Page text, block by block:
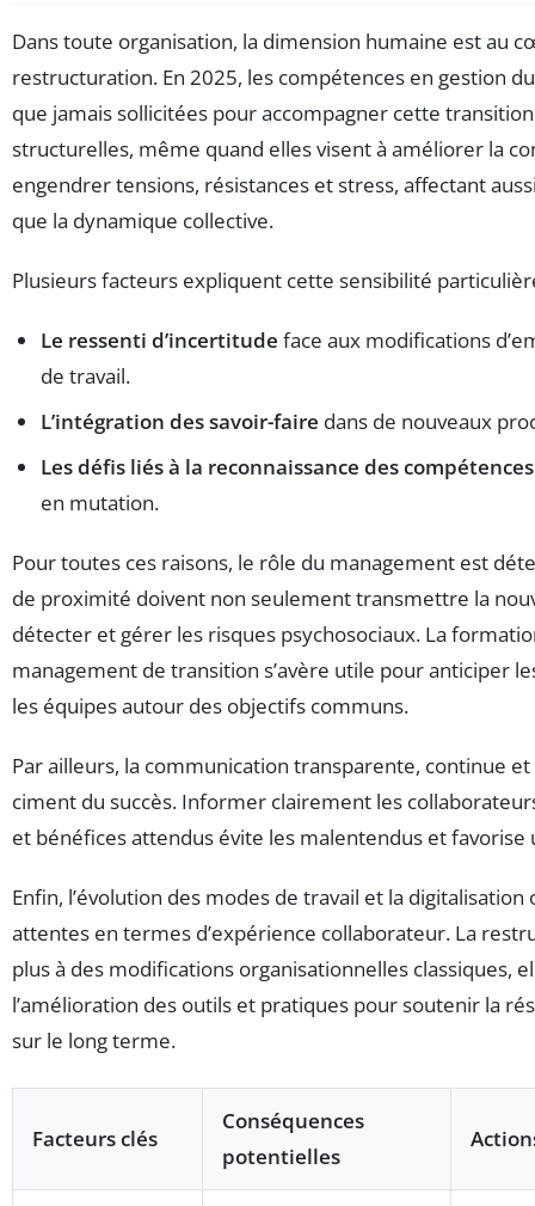
Dans toute organisation, la dimension humaine est au
restructuration. En 2025, les compétences en gestion
que jamais sollicitées pour accompagner cette
structurelles, même quand elles visent à améliorer la
engendrer tensions, résistances et stress, affectant
que la dynamique collective.
Plusieurs facteurs expliquent cette sensibilité
Le ressenti d’incertitude face aux modifications
de travail.
L’intégration des savoir-faire dans de nouveaux
Les défis liés à la reconnaissance des compétences
en mutation.
Pour toutes ces raisons, le rôle du management est
de proximité doivent non seulement transmettre la
détecter et gérer les risques psychosociaux. La
management de transition s’avère utile pour anticiper
les équipes autour des objectifs communs.
Par ailleurs, la communication transparente, continue
ciment du succès. Informer clairement les
et bénéfices attendus évite les malentendus et favorise
Enfin, l’évolution des modes de travail et la
attentes en termes d’expérience collaborateur. La
plus à des modifications organisationnelles classiques,
l’amélioration des outils et pratiques pour soutenir la
sur le long terme.
Facteurs clés
Conséquences
potentielles